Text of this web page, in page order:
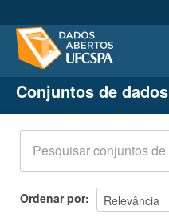
Conjuntos de dados
Organizações
Grupos
Sobre
Conjuntos de dados
Ordenar por